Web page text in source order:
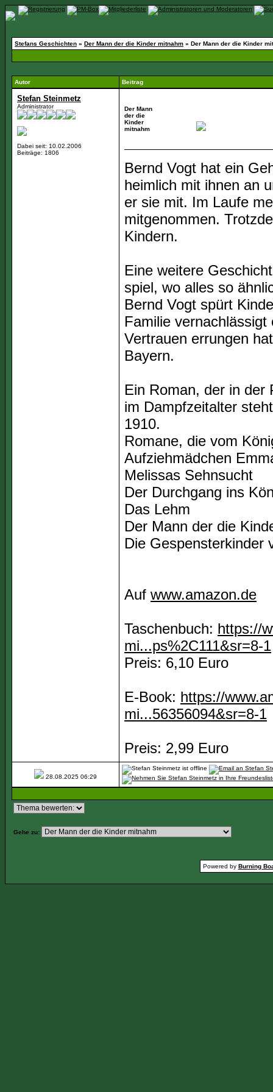
Stefans Geschichten » Der Mann der die Kinder mitnahm » Der Mann der die Kinder
Autor Beitrag
Stefan Steinmetz
Administrator
Dabei seit: 10.02.2006
Beiträge: 1806
Der Mann
der die
Kinder
mitnahm
Bernd Vogt hat ein
heimlich mit ihnen an
er sie mit. Im Laufe
mitgenommen.
Kindern.
Eine weitere
spiel, wo alles so
Bernd Vogt spürt
Familie
Vertrauen errungen
Bayern.
Ein Roman, der in der
im Dampfzeitalter
1910.
Romane, die vom
Aufziehmädchen
Melissas Sehnsucht
Der Durchgang ins
Das Lehm
Der Mann der die
Die Gespensterkinder
Auf www.amazon.de
Taschenbuch: https://
mi...ps%2C111&sr=8-1
Preis: 6,10 Euro
E-Book: https://
mi...56356094&sr=8-1
Preis: 2,99 Euro
28.08.2025 06:29
Gehe zu:
Powered by Burning